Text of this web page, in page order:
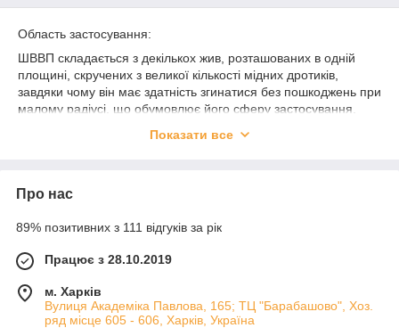
Область застосування:
ШВВП складається з декількох жив, розташованих в одній
площині, скручених з великої кількості мідних дротиків,
завдяки чому він має здатність згинатися без пошкоджень при
малому радіусі, що обумовлює його сферу застосування.
присоединения электроприборов и различного
телевизоры, пылесосы и другие приборы, требующие
подходит и часто используется при изготовлении
Показати все
Про нас
89% позитивних з 111 відгуків за рік
Працює з 28.10.2019
м. Харків
Вулиця Академіка Павлова, 165; ТЦ "Барабашово", Хоз.
ряд місце 605 - 606, Харків, Україна